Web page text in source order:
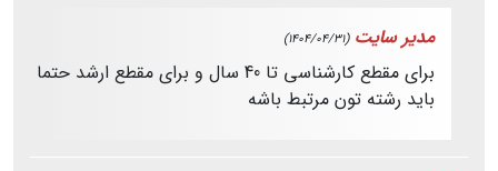
مدیر سایت (1404/04/31)
برای مقطع کارشناسی تا 40 سال و برای مقطع ارشد حتما
باید رشته تون مرتبط باشه